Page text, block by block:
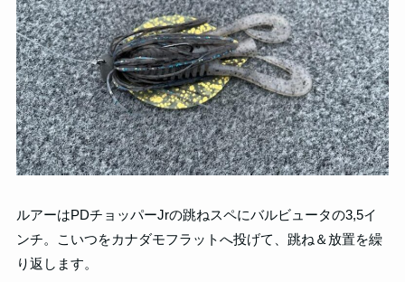
ルアーはPDチョッパーJrの跳ねスペにバルビュータの3,5イ
ンチ。こいつをカナダモフラットへ投げて、跳ね＆放置を繰
り返します。